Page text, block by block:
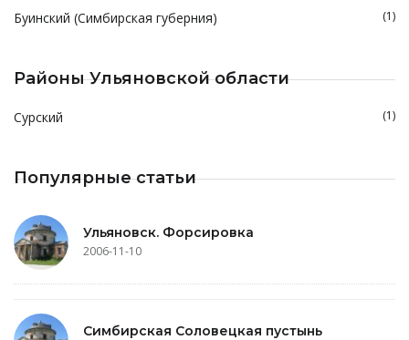
Буинский (Симбирская губерния) (1)
Районы Ульяновской области
Сурский (1)
Популярные статьи
Ульяновск. Форсировка
2006-11-10
Симбирская Соловецкая пустынь